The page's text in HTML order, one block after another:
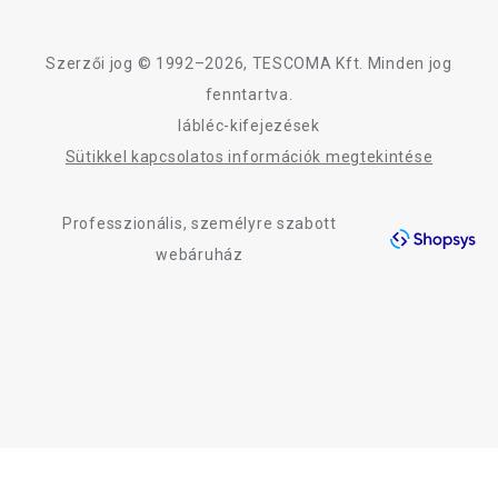
Adatkezelési Tájékoztató
Szerzői jog © 1992–2026, TESCOMA Kft. Minden jog
fenntartva.
lábléc-kifejezések
Sütikkel kapcsolatos információk megtekintése
Professzionális, személyre szabott
webáruház